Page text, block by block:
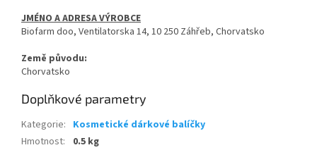
JMÉNO A ADRESA VÝROBCE
Biofarm doo, Ventilatorska 14, 10 250 Záhřeb, Chorvatsko
Země původu:
Chorvatsko
Doplňkové parametry
Kategorie: Kosmetické dárkové balíčky
Hmotnost: 0.5 kg